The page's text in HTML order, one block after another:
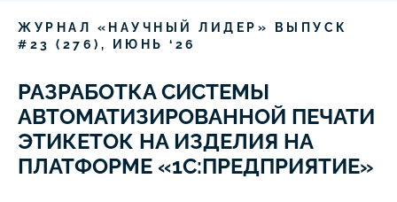
ЖУРНАЛ «НАУЧНЫЙ ЛИДЕР» ВЫПУСК
# 23 ( 276 ), ИЮНЬ ‘ 26
РАЗРАБОТКА СИСТЕМЫ
АВТОМАТИЗИРОВАННОЙ ПЕЧАТИ
ЭТИКЕТОК НА ИЗДЕЛИЯ НА
ПЛАТФОРМЕ «1С:ПРЕДПРИЯТИЕ»